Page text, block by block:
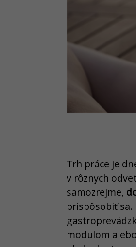
Trh práce je
v rôznych
samozrejme,
prispôsobiť sa.
modulom